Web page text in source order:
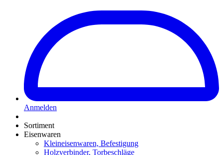
Anmelden
Sortiment
Eisenwaren
Kleineisenwaren, Befestigung
Holzverbinder, Torbeschläge